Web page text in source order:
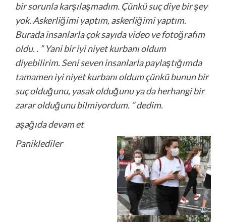
bir sorunla karşılaşmadım. Çünkü suç diye bir şey
yok. Askerliğimi yaptım, askerliğimi yaptım.
Burada insanlarla çok sayıda video ve fotoğrafım
oldu. . ” Yani bir iyi niyet kurbanı oldum
diyebilirim. Seni seven insanlarla paylaştığımda
tamamen iyi niyet kurbanı oldum çünkü bunun bir
suç olduğunu, yasak olduğunu ya da herhangi bir
zarar olduğunu bilmiyordum. ” dedim.
aşağıda devam et
Paniklediler